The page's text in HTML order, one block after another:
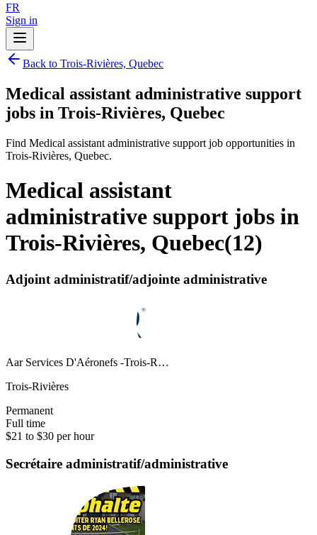
FR
Sign in
Back to Trois-Rivières, Quebec
Medical assistant administrative support
jobs in Trois-Rivières, Quebec
Find Medical assistant administrative support job opportunities in
Trois-Rivières, Quebec.
Medical assistant
administrative support jobs in
Trois-Rivières, Quebec(12)
Adjoint administratif/adjointe administrative
Aar Services D'Aéronefs -Trois-R…
Trois-Rivières
Permanent
Full time
$21 to $30 per hour
Secrétaire administratif/administrative